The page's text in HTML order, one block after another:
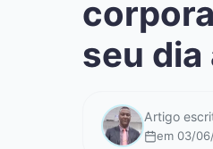
seu dia
Artigo
em 03/